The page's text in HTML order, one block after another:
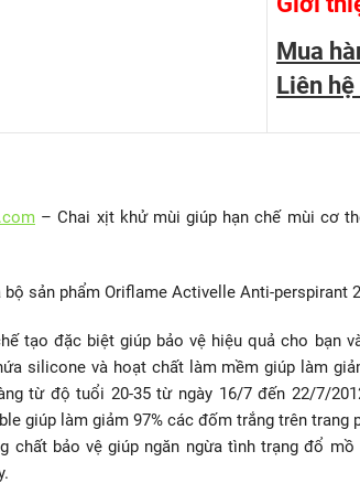
Mua
Liên
– Chai xịt khử mùi giúp hạn chế mùi cơ
sản phẩm Oriflame Activelle Anti-perspirant
tạo đặc biệt giúp bảo vệ hiệu quả cho bạn
silicone và hoạt chất làm mềm giúp làm
từ độ tuổi 20-35 từ ngày 16/7 đến 22/7/
giúp làm giảm 97% các đốm trắng trên trang
chất bảo vệ giúp ngăn ngừa tình trạng đổ